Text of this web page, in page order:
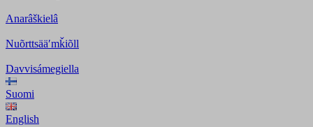
Anarâškielâ
Nuõrttsääʹmǩiõll
Davvisámegiella
Suomi
English